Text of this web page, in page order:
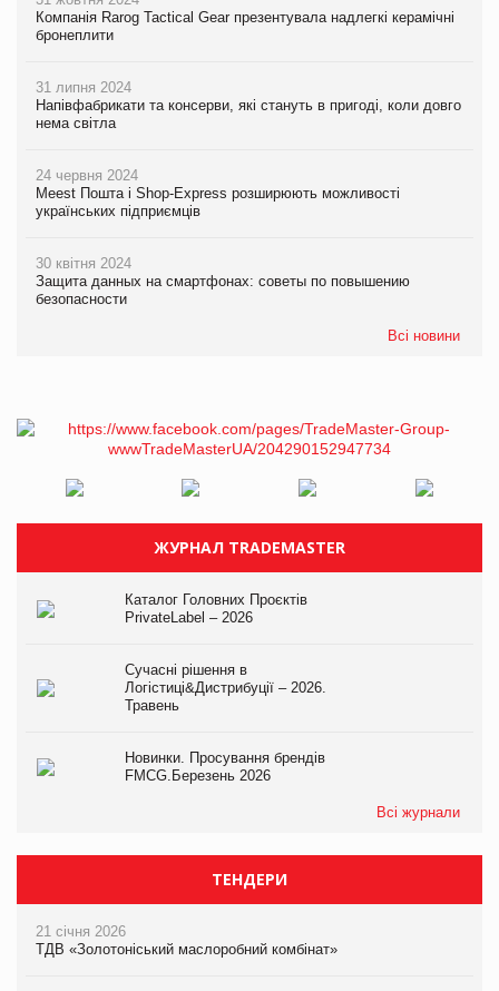
Компанія Rarog Tactical Gear презентувала надлегкі керамічні
бронеплити
31 липня 2024
Напівфабрикати та консерви, які стануть в пригоді, коли довго
нема світла
24 червня 2024
Meest Пошта і Shop-Express розширюють можливості
українських підприємців
30 квітня 2024
Защита данных на смартфонах: советы по повышению
безопасности
Всі новини
ЖУРНАЛ TRADEMASTER
Каталог Головних Проєктів
PrivateLabel – 2026
Сучасні рішення в
Логістиці&Дистрибуції – 2026.
Травень
Новинки. Просування брендів
FMCG.Березень 2026
Всі журнали
ТЕНДЕРИ
21 січня 2026
ТДВ «Золотоніський маслоробний комбінат»